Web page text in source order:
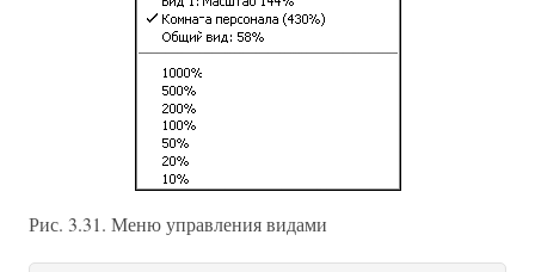
Рис. 3.31. Меню управления видами